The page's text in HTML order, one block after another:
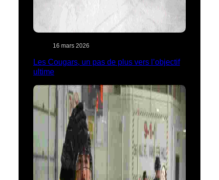
16 mars 2026
Les Cougars, un pas de plus vers l’objectif
ultime